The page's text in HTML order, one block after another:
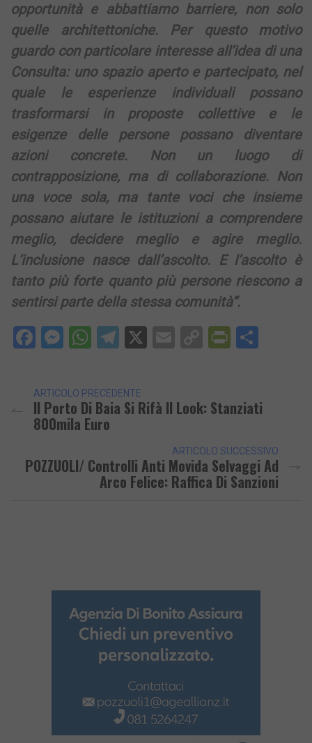
opportunità e abbattiamo barriere, non solo
quelle architettoniche. Per questo motivo
guardo con particolare interesse all’idea di una
Consulta: uno spazio aperto e partecipato, nel
quale le esperienze individuali possano
trasformarsi in proposte collettive e le
esigenze delle persone possano diventare
azioni concrete. Non un luogo di
contrapposizione, ma di collaborazione. Non
una voce sola, ma tante voci che insieme
possano aiutare le istituzioni a comprendere
meglio, decidere meglio e agire meglio.
L’inclusione nasce dall’ascolto. E l’ascolto è
tanto più forte quanto più persone riescono a
sentirsi parte della stessa comunità”.
Facebook
Messenger
WhatsApp
Telegram
X EmailCopy
ARTICOLO PRECEDENTE
Il Porto Di Baia Si Rifà Il Look: Stanziati
800mila Euro
ARTICOLO SUCCESSIVO
POZZUOLI/ Controlli Anti Movida Selvaggi Ad
Arco Felice: Raffica Di Sanzioni